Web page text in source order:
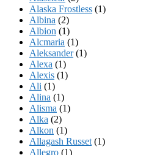
Alaska Frostless (1)
Albina (2)
Albion (1)
Alcmaria (1)
Aleksander(1)
Alexa (1)
Alexis (1)
Ali (1)
Alina (1)
Alisma (1)
Alka (2)
Alkon (1)
Allagash Russet (1)
Allegro (1)